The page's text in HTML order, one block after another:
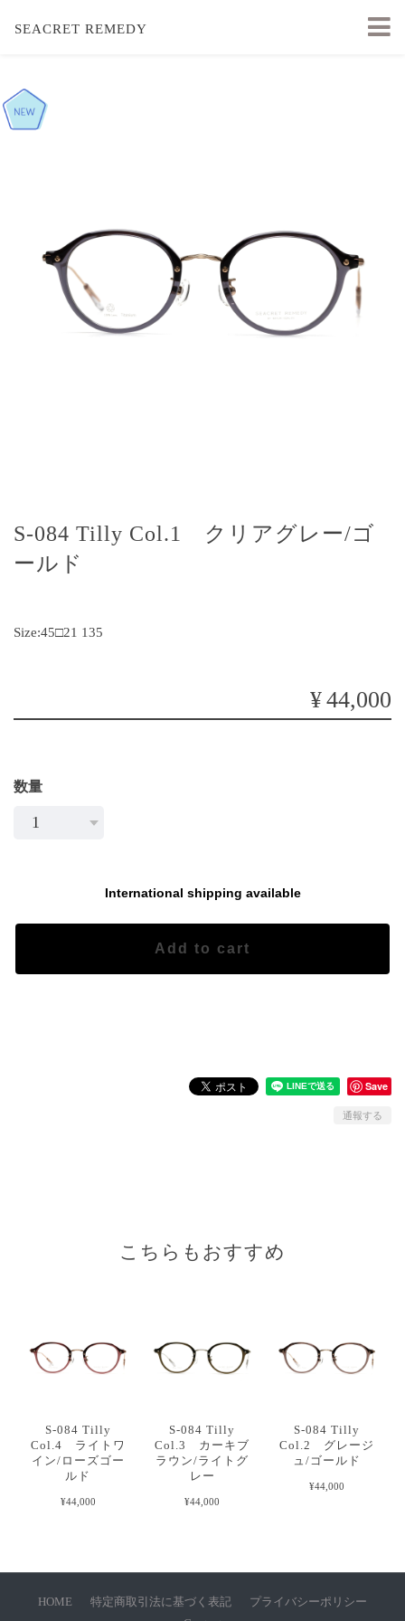
SEACRET REMEDY
S-084 Tilly Col.1 クリアグレー/ゴ
ールド
Size:45□21 135
¥44,000
数量
International shipping available
Add to cart
Save
通報する
こちらもおすすめ
S-084 Tilly
Col.4 ライトワ
イン/ローズゴー
ルド
¥44,000
S-084 Tilly
Col.3 カーキブ
ラウン/ライトグ
レー
¥44,000
S-084 Tilly
Col.2 グレージ
ュ/ゴールド
¥44,000
HOME 特定商取引法に基づく表記
プライバシーポリシー